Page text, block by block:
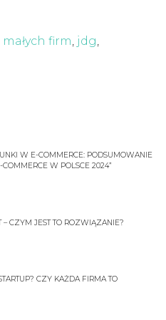
firm jdg
W E-COMMERCE: PODSUMOWANIE
COMMERCE W POLSCE 2024”
– CZYM JEST TO ROZWIĄZANIE?
CZY KAŻDA FIRMA TO